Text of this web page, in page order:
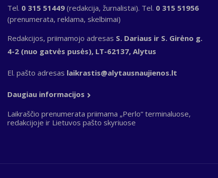
Tel. 0 315 51449 (redakcija, žurnalistai). Tel. 0 315 51956
(prenumerata, reklama, skelbimai)
Redakcijos, priimamojo adresas S. Dariaus ir S. Girėno g.
4-2 (nuo gatvės pusės), LT-62137, Alytus
El. pašto adresas laikrastis@alytausnaujienos.lt
Daugiau informacijos
Laikraščio prenumerata priimama „Perlo“ terminaluose,
redakcijoje ir Lietuvos pašto skyriuose